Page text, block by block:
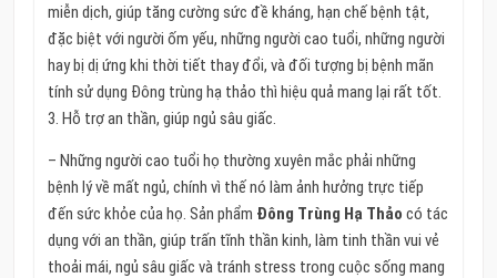
miễn dịch, giúp tăng cường sức đề kháng, hạn chế bệnh tật,
đặc biệt với người ốm yếu, những người cao tuổi, những người
hay bị dị ứng khi thời tiết thay đổi, và đối tượng bị bệnh mãn
tính sử dụng Đông trùng hạ thảo thì hiệu quả mang lại rất tốt.
3. Hỗ trợ an thần, giúp ngủ sâu giấc.
– Những người cao tuổi họ thường xuyên mắc phải những
bệnh lý về mất ngủ, chính vì thế nó làm ảnh hưởng trực tiếp
đến sức khỏe của họ. Sản phẩm Đông Trùng Hạ Thảo có tác
dụng với an thần, giúp trấn tĩnh thần kinh, làm tinh thần vui vẻ
thoải mái, ngủ sâu giấc và tránh stress trong cuộc sống mang